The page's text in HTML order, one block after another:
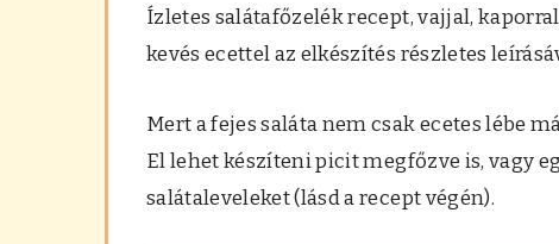
Ízletes salátafőzelék recept, vajjal,
kevés ecettel az elkészítés részletes
Mert a fejes saláta nem csak ecetes lébe
El lehet készíteni picit megfőzve is, vagy
salátaleveleket (lásd a recept végén).